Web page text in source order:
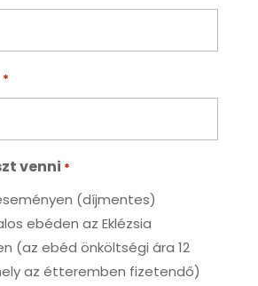
*
venni *
(díjmentes)
ebéden az Eklézsia
(az ebéd önköltségi ára 12
az étteremben fizetendő)